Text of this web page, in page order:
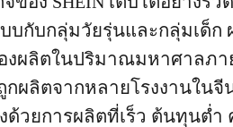
กับกลุ่มวัยรุ่นและกลุ่มเด็ก
งผลิตในปริมาณมหาศาลภา
ผลิตจากหลายโรงงานในจี
ด้วยการผลิตที่เร็ว ต้นทุนต่